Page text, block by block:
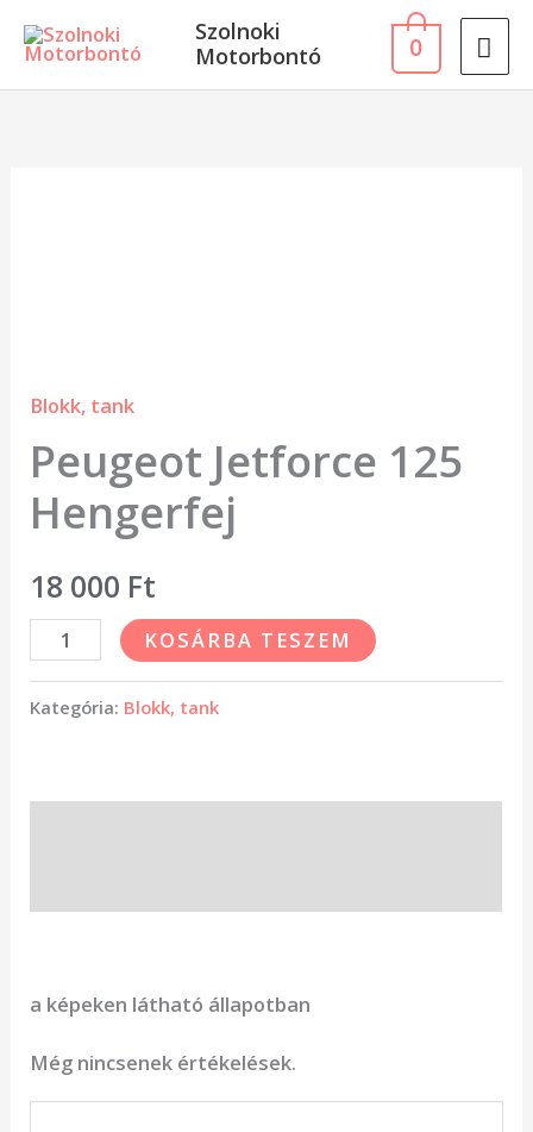
content
Szolnoki
Motorbontó
0
Blokk, tank
Peugeot Jetforce 125
Hengerfej
18 000 Ft
KOSÁRBA TESZEM
Kategória: Blokk, tank
a képeken látható állapotban
Még nincsenek értékelések.